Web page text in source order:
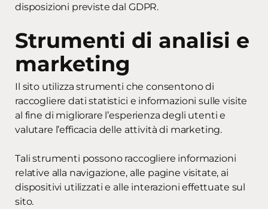
disposizioni previste dal GDPR.
Strumenti di analisi e
marketing
Il sito utilizza strumenti che consentono di
raccogliere dati statistici e informazioni sulle visite
al fine di migliorare l’esperienza degli utenti e
valutare l’efficacia delle attività di marketing.
Tali strumenti possono raccogliere informazioni
relative alla navigazione, alle pagine visitate, ai
dispositivi utilizzati e alle interazioni effettuate sul
sito.